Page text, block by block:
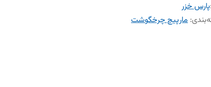
پارس خزر
: مارپیچ چرخگوشت